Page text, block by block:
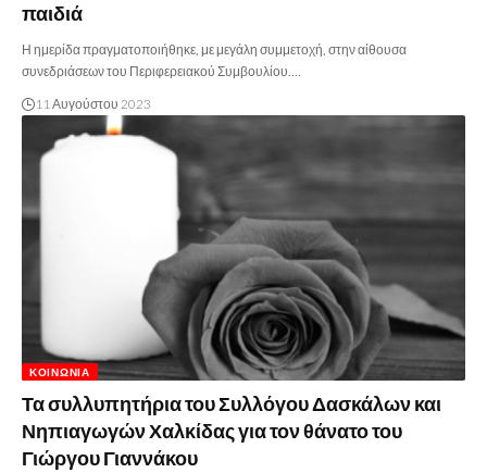
παιδιά
Η ημερίδα πραγματοποιήθηκε, με μεγάλη συμμετοχή, στην αίθουσα
συνεδριάσεων του Περιφερειακού Συμβουλίου.…
11 Αυγούστου 2023
ΚΟΙΝΩΝΊΑ
Τα συλλυπητήρια του Συλλόγου Δασκάλων και
Νηπιαγωγών Χαλκίδας για τον θάνατο του
Γιώργου Γιαννάκου